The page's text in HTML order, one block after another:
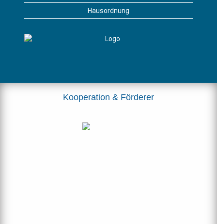
Hausordnung
Kooperation & Förderer